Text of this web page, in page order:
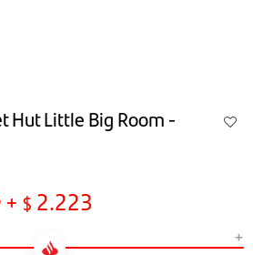
Hut Little Big Room -
+ $ 2.223
+